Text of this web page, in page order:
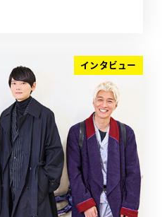
インタビュー